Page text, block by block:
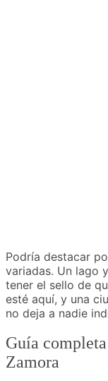
Podría destacar
variadas. Un lago
tener el sello de
esté aquí, y una
no deja a nadie
Guía
Zamora